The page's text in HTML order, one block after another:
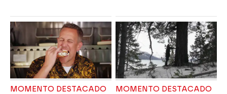
MOMENTO DESTACADO MOMENTO DESTACADO